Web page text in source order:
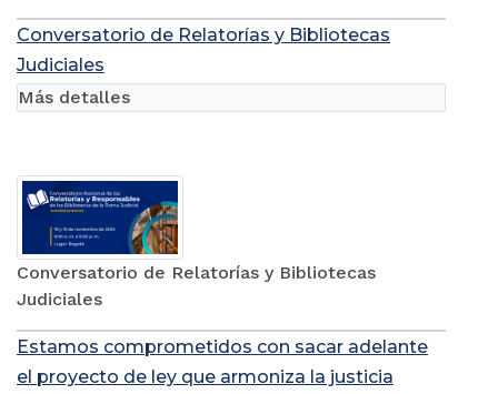
Conversatorio de Relatorías y Bibliotecas
Judiciales
Conversatorio de Relatorías y Bibliotecas
Judiciales
Más detalles
Estamos comprometidos con sacar adelante
el proyecto de ley que armoniza la justicia